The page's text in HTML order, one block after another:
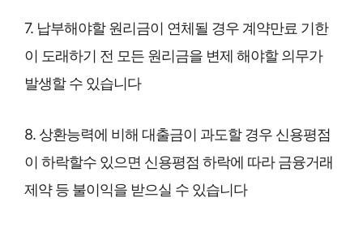
7. 납부해야할 원리금이 연체될 경우 계약만료 기한
이 도래하기 전 모든 원리금을 변제 해야할 의무가
발생할 수 있습니다
8. 상환능력에 비해 대출금이 과도할 경우 신용평점
이 하락할수 있으면 신용평점 하락에 따라 금융거래
제약 등 불이익을 받으실 수 있습니다